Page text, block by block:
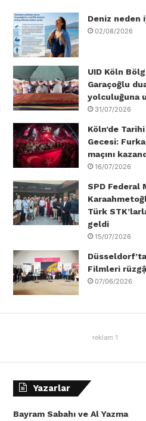
o
o
e
r
d
n
b
Deniz neden
02/08/2026
UID Köln
Garaçoğlu
yolculuğuna
31/07/2026
Köln’de
Gecesi:
maçını
16/07/2026
SPD
Türk
geldi
15/07/2026
Filmleri
07/06/2026
reklam 1
Yazarlar
Bayram Sabahı ve Al Yazma